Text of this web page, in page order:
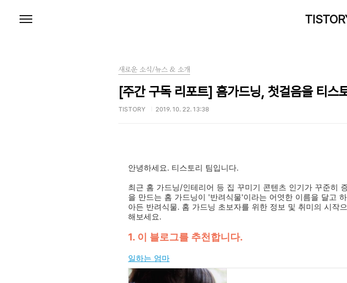
새로운 소식/뉴스 & 소개
[주간 구독 리포트] 홈가드닝, 첫걸음을 티스
TISTORY 2019. 10. 22. 13:38
안녕하세요. 티스토리 팀입니다.
최근 홈 가드닝/인테리어 등 집 꾸미기 콘텐츠 인기가 꾸준히
을 만드는 홈 가드닝이 '반려식물'이라는 어엿한 이름을 달고
아든 반려식물. 홈 가드닝 초보자를 위한 정보 및 취미의 시작
해보세요.
1. 이 블로그를 추천합니다.
일하는 엄마